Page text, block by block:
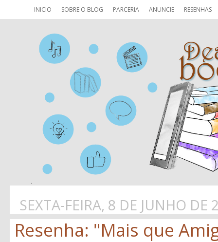
INICIO SOBRE O BLOG PARCERIA ANUNCIE RESENHAS
SEXTA-FEIRA, 8 DE JUNHO DE
Resenha: "Mais que